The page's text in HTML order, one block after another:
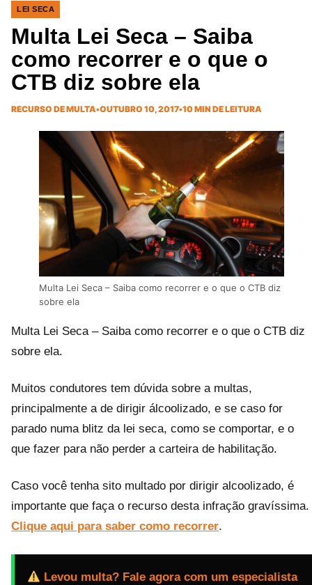
LEI SECA
Multa Lei Seca – Saiba
como recorrer e o que o
CTB diz sobre ela
RECURSO DE MULTA•OUTUBRO 10, 2017•10 MIN DE LEITURA
Multa Lei Seca – Saiba como recorrer e o que o CTB diz
sobre ela
Multa Lei Seca – Saiba como recorrer e o que o CTB diz
sobre ela.
Muitos condutores tem dúvida sobre a multas,
principalmente a de dirigir álcoolizado, e se caso for
parado numa blitz da lei seca, como se comportar, e o
que fazer para não perder a carteira de habilitação.
Caso você tenha sito multado por dirigir alcoolizado, é
importante que faça o recurso desta infração gravíssima.
Clique aqui para saber como recorrer.
Levou multa? Fale agora com um especialista